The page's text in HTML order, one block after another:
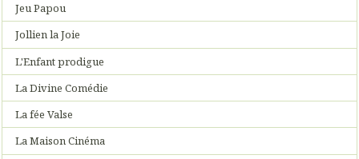
Jeu Papou
Jollien la Joie
L'Enfant prodigue
La Divine Comédie
La fée Valse
La Maison Cinéma